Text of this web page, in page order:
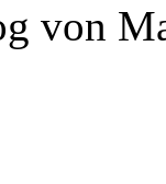
von